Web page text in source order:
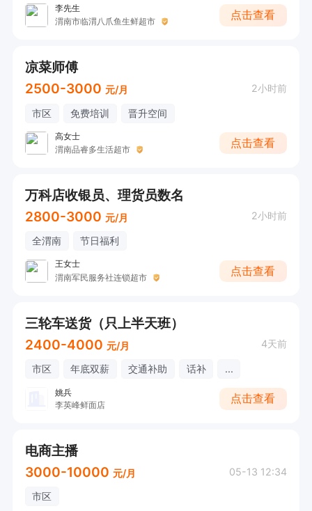
李先生
渭南市临渭八爪鱼生鲜超市
点击查看
凉菜师傅
2500-3000 元/月 2小时前
市区 免费培训 晋升空间
高女士
渭南品睿多生活超市
点击查看
万科店收银员、理货员数名
2800-3000 元/月 2小时前
全渭南 节日福利
王女士
渭南军民服务社连锁超市
点击查看
三轮车送货（只上半天班）
2400-4000 元/月 4天前
市区 年底双薪 交通补助 话补 ...
姚兵
李英峰鲜面店
点击查看
电商主播
3000-10000 元/月 05-13 12:34
市区